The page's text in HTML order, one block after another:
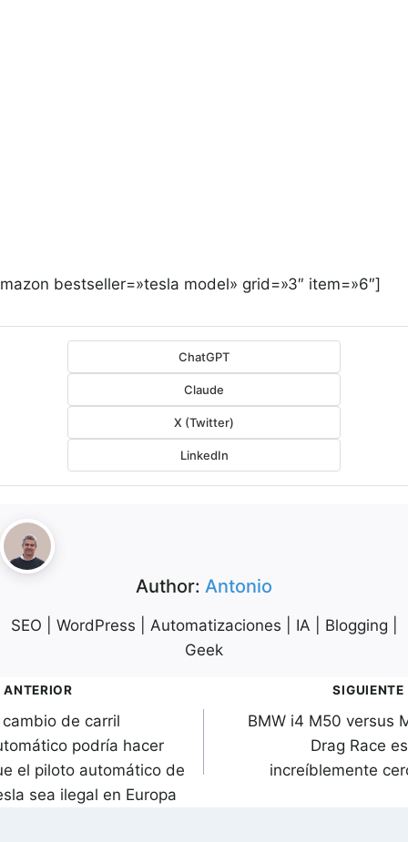
bestseller=»tesla model» grid=»3″ item=»6″]
ChatGPT
Claude
X (Twitter)
LinkedIn
Author: Antonio
SEO | WordPress | Automatizaciones | IA | Blogging |
Geek
ANTERIOR
cambio de carril
podría hacer
el piloto automático de
sea ilegal en Europa
SIGUIENTE
BMW i4 M50 versus
Drag Race
increíblemente